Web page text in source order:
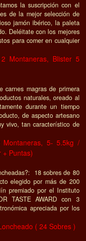
la suscripción con el
de la mejor selección de
jamón ibérico, la paleta
Deléitate con los mejores
para comer en cualquier
Montaneras, Blister 5
carnes magras de primera
naturales, oreado al
durante un tiempo
de aspecto artesano
vivo, tan característico de
5- 5.5kg /
+ Puntas)
18 sobres de 80
elegido por más de 200
premiado por el Instituto
TASTE AWARD con 3
apreciada por los
( 24 Sobres )